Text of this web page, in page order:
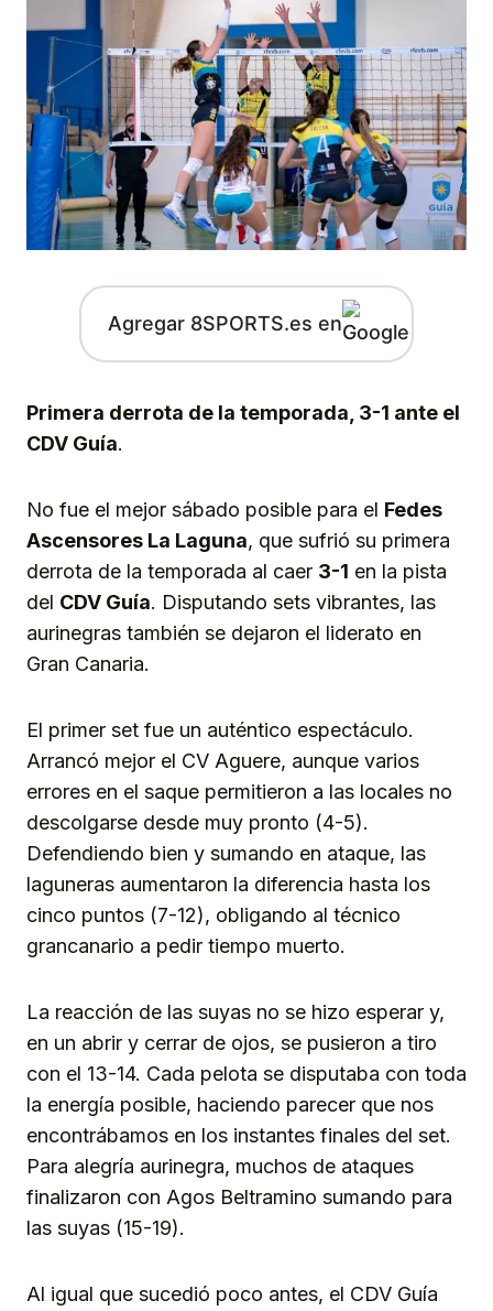
Agregar 8SPORTS.es en
Primera derrota de la temporada, 3-1 ante el
CDV Guía.
No fue el mejor sábado posible para el Fedes
Ascensores La Laguna, que sufrió su primera
derrota de la temporada al caer 3-1 en la pista
del CDV Guía. Disputando sets vibrantes, las
aurinegras también se dejaron el liderato en
Gran Canaria.
El primer set fue un auténtico espectáculo.
Arrancó mejor el CV Aguere, aunque varios
errores en el saque permitieron a las locales no
descolgarse desde muy pronto (4-5).
Defendiendo bien y sumando en ataque, las
laguneras aumentaron la diferencia hasta los
cinco puntos (7-12), obligando al técnico
grancanario a pedir tiempo muerto.
La reacción de las suyas no se hizo esperar y,
en un abrir y cerrar de ojos, se pusieron a tiro
con el 13-14. Cada pelota se disputaba con toda
la energía posible, haciendo parecer que nos
encontrábamos en los instantes finales del set.
Para alegría aurinegra, muchos de ataques
finalizaron con Agos Beltramino sumando para
las suyas (15-19).
Al igual que sucedió poco antes, el CDV Guía